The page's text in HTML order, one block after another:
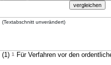
(Textabschnitt unverändert)
(1) 1
Für Verfahren vor den